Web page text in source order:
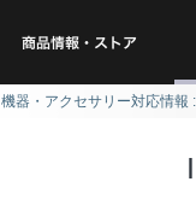
商品情報・ストア
機器・アクセサリー対応情報